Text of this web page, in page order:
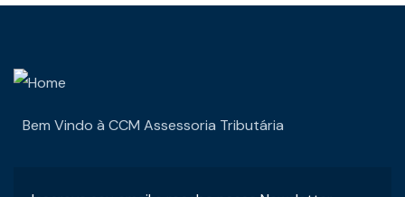
Bem Vindo à CCM Assessoria Tributária